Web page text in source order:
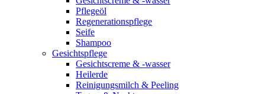
Pflegeöl
Regenerationspflege
Seife
Shampoo
Gesichtspflege
Gesichtscreme & -wasser
Heilerde
Reinigungsmilch & Peeling